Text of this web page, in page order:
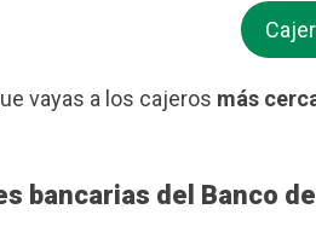
vayas a los cajeros más
bancarias del Banco